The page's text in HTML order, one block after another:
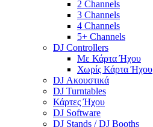
2 Channels
3 Channels
4 Channels
5+ Channels
DJ Controllers
Με Κάρτα Ήχου
Χωρίς Κάρτα Ήχου
DJ Ακουστικά
DJ Turntables
Κάρτες Ήχου
DJ Software
DJ Stands / DJ Booths